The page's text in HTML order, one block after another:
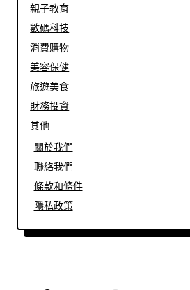
親子教育
數碼科技
消費購物
美容保健
旅遊美食
財務投資
其他
關於我們
聯絡我們
條款和條件
隱私政策